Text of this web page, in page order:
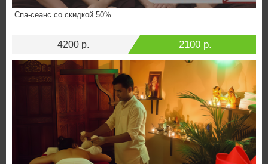
Спа-сеанс со скидкой 50%
4200 р. 2100 р.